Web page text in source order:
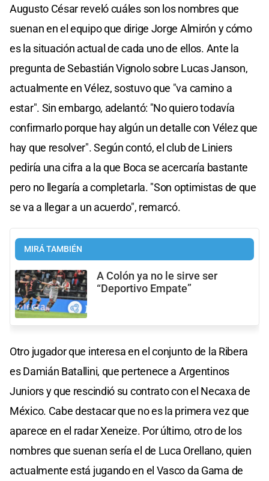
Augusto César reveló cuáles son los nombres que
suenan en el equipo que dirige Jorge Almirón y cómo
es la situación actual de cada uno de ellos. Ante la
pregunta de Sebastián Vignolo sobre Lucas Janson,
actualmente en Vélez, sostuvo que "va camino a
estar". Sin embargo, adelantó: "No quiero todavía
confirmarlo porque hay algún un detalle con Vélez que
hay que resolver". Según contó, el club de Liniers
pediría una cifra a la que Boca se acercaría bastante
pero no llegaría a completarla. "Son optimistas de que
se va a llegar a un acuerdo", remarcó.
MIRÁ TAMBIÉN
A Colón ya no le sirve ser
“Deportivo Empate”
Otro jugador que interesa en el conjunto de la Ribera
es Damián Batallini, que pertenece a Argentinos
Juniors y que rescindió su contrato con el Necaxa de
México. Cabe destacar que no es la primera vez que
aparece en el radar Xeneize. Por último, otro de los
nombres que suenan sería el de Luca Orellano, quien
actualmente está jugando en el Vasco da Gama de